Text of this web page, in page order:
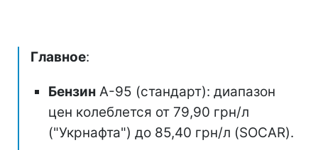
Главное:
Бензин А-95 (стандарт): диапазон
цен колеблется от 79,90 грн/л
("Укрнафта") до 85,40 грн/л (SOCAR).